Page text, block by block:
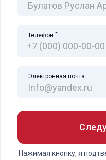
Телефон *
Электронная почта
Нажимая кнопку, я